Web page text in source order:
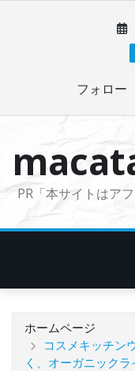
に
フォロー
PR「本サイトはア
ホームページ
コスメキッチン
く、オーガニックラ